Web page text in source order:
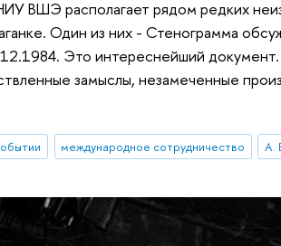
ВШЭ располагает рядом редких
Один из них - Стенограмма
Это интереснейший
замыслы, незамеченные
международное сотрудничество А.